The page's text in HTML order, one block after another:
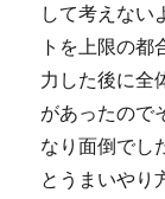
して考えない
トを上限の
力した後に全
があったので
なり面倒でし
とうまいやり